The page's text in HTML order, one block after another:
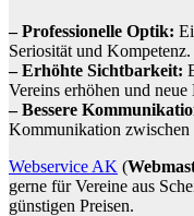
– Professionelle Optik:
Seriosität und Kompetenz.
– Erhöhte Sichtbarkeit:
Vereins erhöhen und
– Bessere
Kommunikation zwischen
Webservice AK (
gerne für Vereine aus
günstigen Preisen.